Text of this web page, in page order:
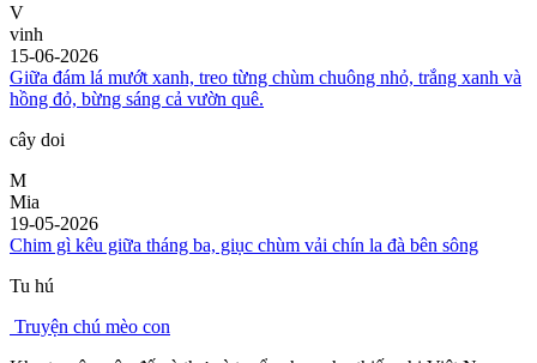
V
vinh
15-06-2026
Giữa đám lá mướt xanh, treo từng chùm chuông nhỏ, trắng xanh và
hồng đỏ, bừng sáng cả vườn quê.
cây doi
M
Mia
19-05-2026
Chim gì kêu giữa tháng ba, giục chùm vải chín la đà bên sông
Tu hú
Truyện chú mèo con